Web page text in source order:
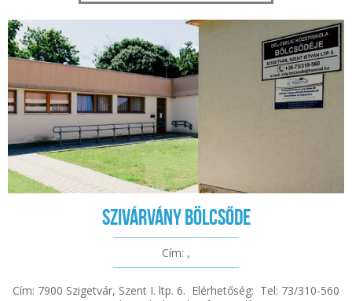
Szivárvány Bölcsőde
Cím: ,
Cím: 7900 Szigetvár, Szent I. ltp. 6. Elérhetőség: Tel: 73/310-560